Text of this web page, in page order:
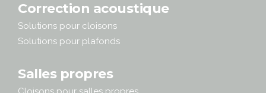
Correction acoustique
Solutions pour cloisons
Solutions pour plafonds
Salles propres